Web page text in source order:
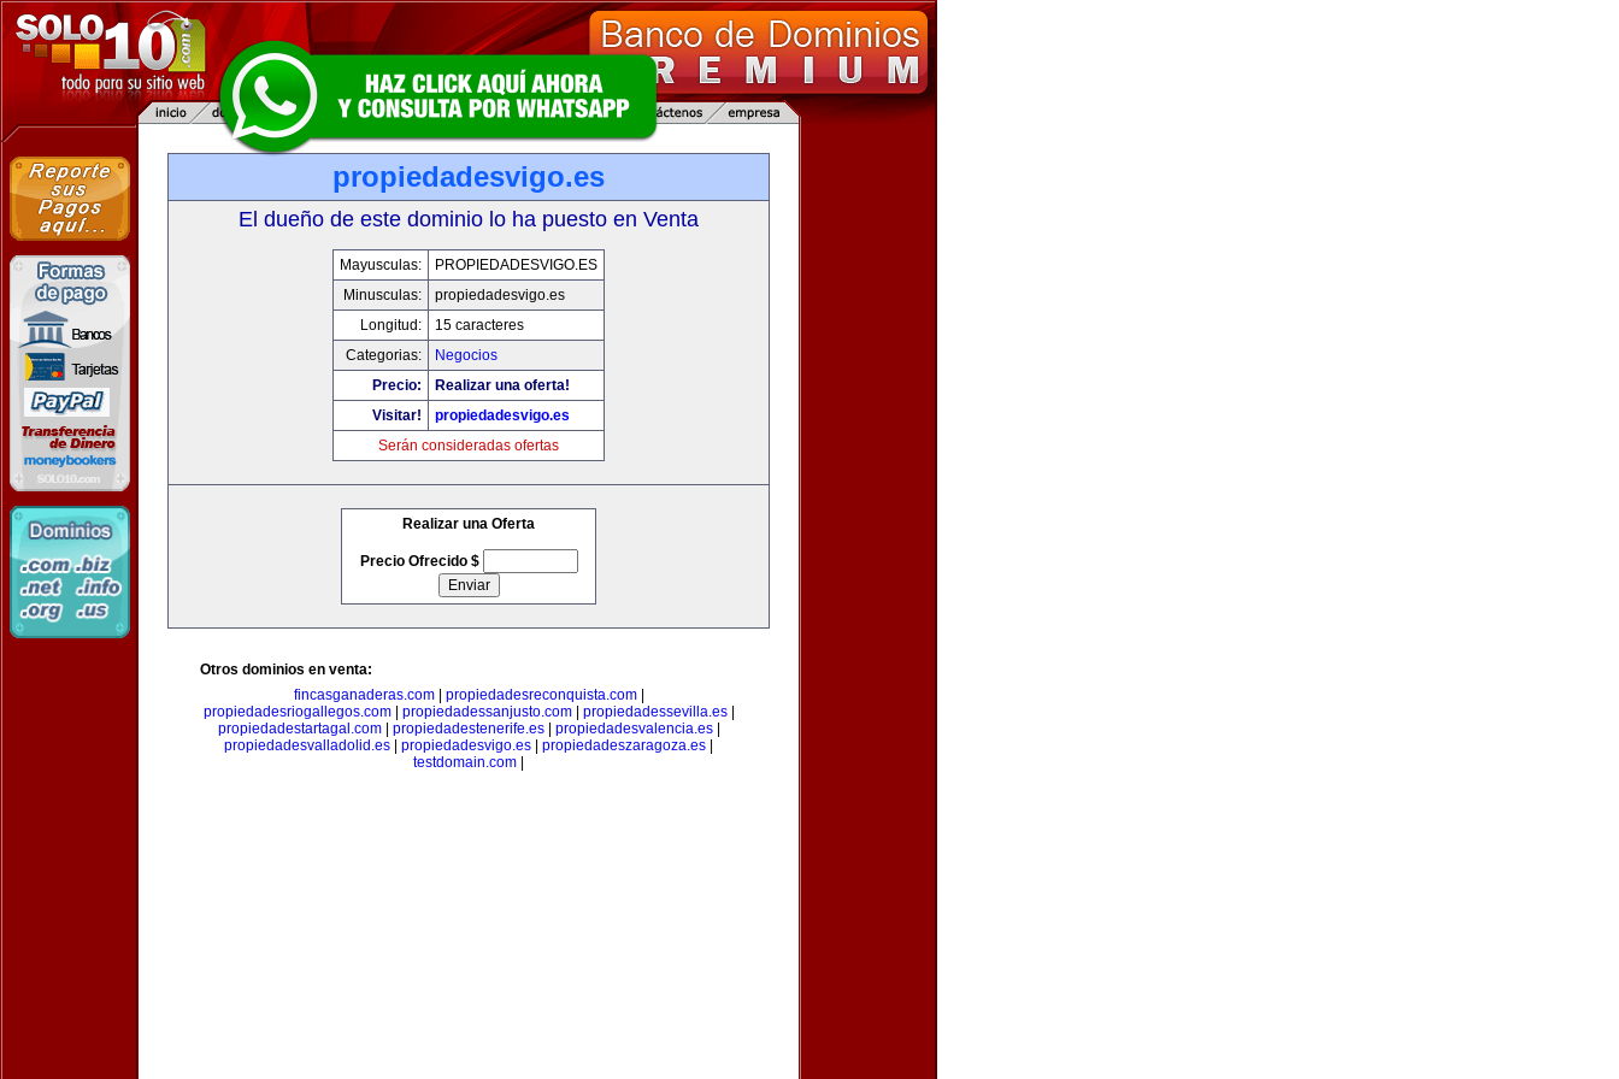
propiedadesvigo.es
El dueño de este dominio lo ha puesto en Venta
Mayusculas:
PROPIEDADESVIGO.ES
Minusculas:
propiedadesvigo.es
Longitud:
15 caracteres
Categorias:
Negocios
Precio:
Realizar una oferta!
Visitar!
propiedadesvigo.es
Serán consideradas ofertas
Realizar una Oferta
Precio Ofrecido $
Otros dominios en venta:
fincasganaderas.com| propiedadesreconquista.com|
propiedadesriogallegos.com| propiedadessanjusto.com| propiedadessevilla.es|
propiedadestartagal.com| propiedadestenerife.es| propiedadesvalencia.es|
propiedadesvalladolid.es
propiedadesvigo.es propiedadeszaragoza.es
testdomain.com